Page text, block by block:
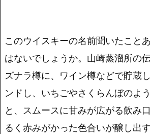
このウイスキーの名前聞いたこと
はないでしょうか。山崎蒸溜所の
ズナラ樽に、ワイン樽などで貯蔵
ンドし、 いちごやさくらんぼのよ
と、スムースに甘みが広がる飲み
るく赤みがかった色合いが醸し出